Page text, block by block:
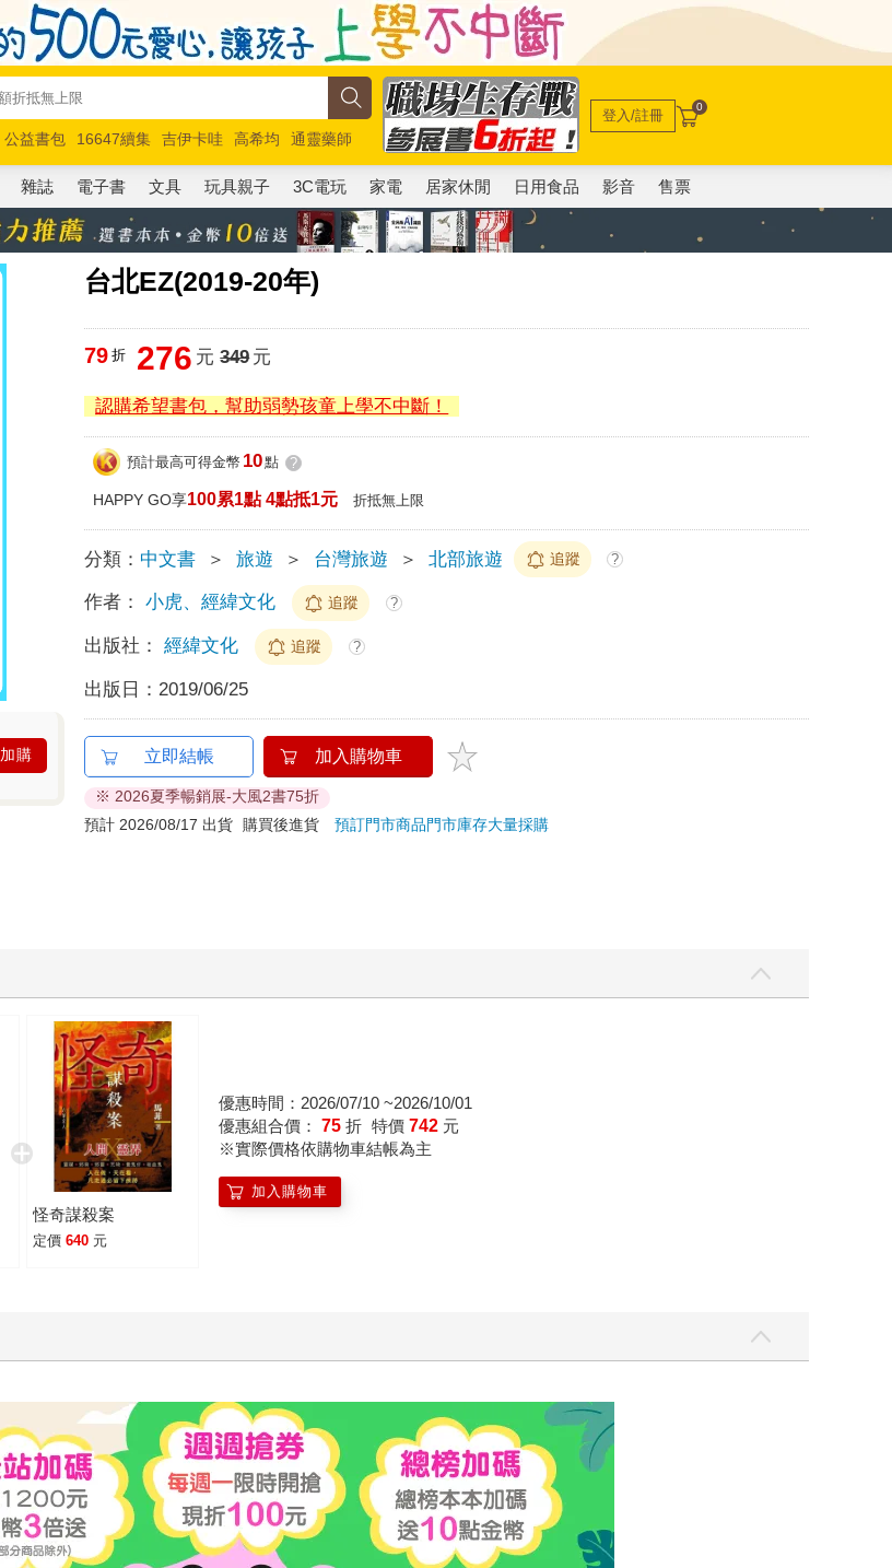
公益書包 16647續集 吉伊卡哇 高希均
通靈藥師
馬斯克 玩具總動員5 超慢跑
登入/註冊 0
雜誌 電子書 文具 玩具親子 3C電玩 家電 居家休閒 日用食品 影音 售票
台北EZ(2019-20年)
加購
79 折 276 元 349元
認購希望書包，幫助弱勢孩童上學不中斷！
預計最高可得金幣 10點 ?
HAPPY GO享100累1點 4點抵1元 折抵無上限
分類： 中文書 ＞ 旅遊 ＞ 台灣旅遊 ＞ 北部旅遊 追蹤 ?
作者： 小虎、經緯文化 追蹤 ?
出版社： 經緯文化 追蹤 ?
出版日： 2019/06/25
立即結帳 加入購物車
※ 2026夏季暢銷展-大風2書75折
預計 2026/08/17 出貨
購買後進貨預訂門市商品門市庫存大量採購
怪奇謀殺案
定價 640 元
優惠時間：2026/07/10 ~2026/10/01
優惠組合價： 75 折 特價 742 元
※實際價格依購物車結帳為主
加入購物車